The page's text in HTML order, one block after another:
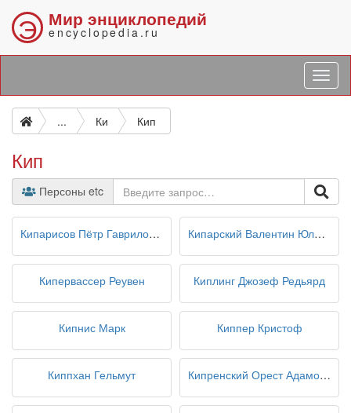
Э Мир энциклопедий
encyclopedia.ru
... Ки Кип
Кип
Персоны etc
Кипарисов Пётр Гаврилович Кипарский Валентин Юлиус Александр
Кипервассер Реувен Киплинг Джозеф Редьярд
Кипнис Марк Киппер Кристоф
Киппхан Гельмут Кипренский Орест Адамович